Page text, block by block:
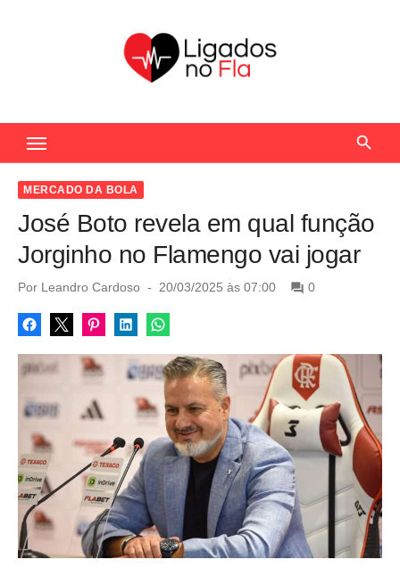
c
MERCADO DA BOLA
José Boto revela em qual função
Jorginho no Flamengo vai jogar
Por Leandro Cardoso
P
s
t
d
o
n
20/03/2025 às 07:00 0